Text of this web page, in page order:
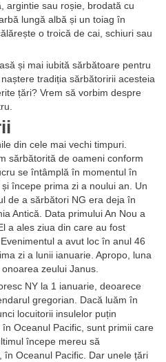
argintie sau roșie, brodată cu
lungă albă și un toiag în
o troică de cai, schiuri sau
și mai iubită sărbătoare pentru
tradiția sărbătoririi acesteia
țări? Vrem să vorbim despre
din cele mai vechi timpuri.
sărbătorită de oameni conform
se întâmplă în momentul în
începe prima zi a noului an. Un
de a sărbători NG era deja în
Antică. Data primului An Nou a
a ales ziua din care au fost
a avut loc în anul 46
zi a lunii ianuarie. Apropo, luna
zeului Janus.
NY la 1 ianuarie, deoarece
gregorian. Dacă luăm în
locuitorii insulelor puțin
Oceanul Pacific, sunt primii care
începe mereu să
în Oceanul Pacific. Dar unele țări